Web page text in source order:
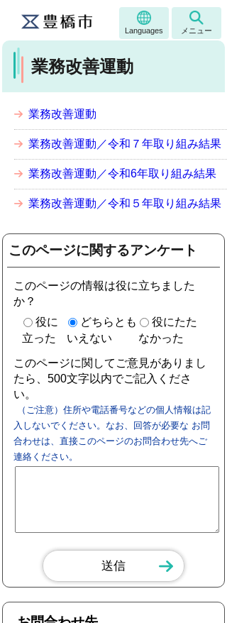
Languages メニュー
業務改善運動
業務改善運動
業務改善運動／令和７年取り組み結果
業務改善運動／令和6年取り組み結果
業務改善運動／令和５年取り組み結果
このページに関するアンケート
このページの情報は役に立ちました
か？
役に
立った
どちらとも
いえない
役にたた
なかった
このページに関してご意見がありまし
たら、500文字以内でご記入くださ
い。
（ご注意）住所や電話番号などの個人情報は記
入しないでください。なお、回答が必要な お問
合わせは、直接このページのお問合わせ先へご
連絡ください。